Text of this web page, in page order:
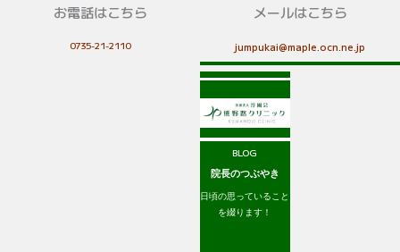
お電話はこちら
0735-21-2110
メールはこちら
jumpukai@maple.ocn.ne.jp
BLOG
院長のつぶやき
日頃の思っていること
を綴ります！